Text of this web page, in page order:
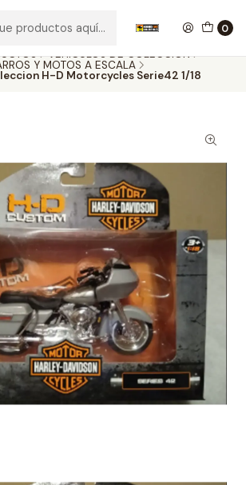
0
VEHÍCULOS DE COLECCIÓN
Y MOTOS A ESCALA
H-D Motorcycles Serie42 1/18